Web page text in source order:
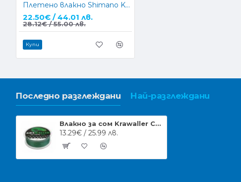
Плетено влакно Shimano Kairiki 8 Mantis Green 150m
22.50€ / 44.01 лв.
28.12€ / 55.00 лв.
Купи
Последно разглеждани Най-разглеждани
Влакно за сом Krawaller Catfish Braid 300м
13.29€ / 25.99 лв.